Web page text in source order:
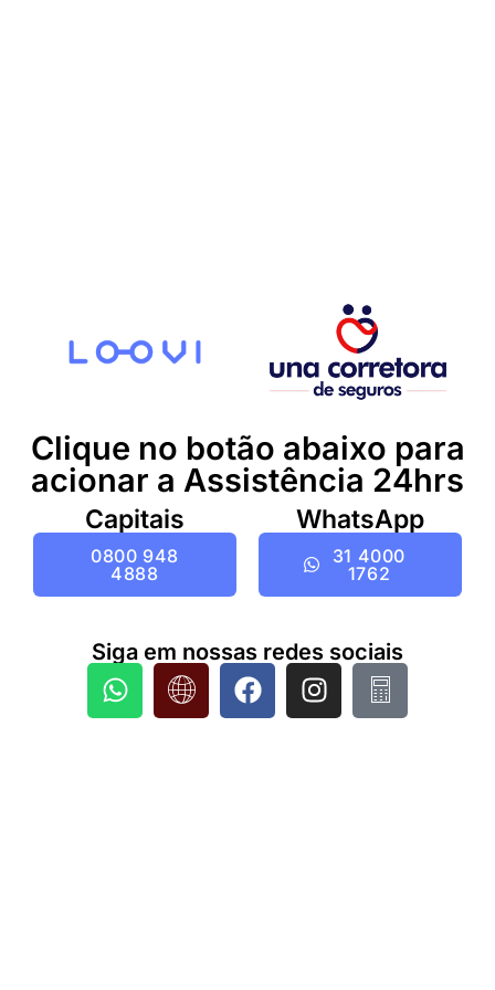
Clique no botão abaixo para
acionar a Assistência 24hrs
Capitais
0800 948
4888
WhatsApp
31 4000
1762
Siga em nossas redes sociais